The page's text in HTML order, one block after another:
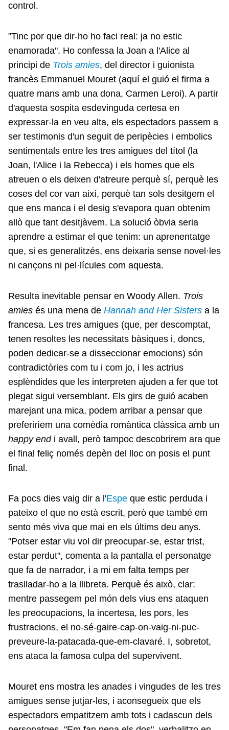
control.
"Tinc por que dir-ho ho faci real: ja no estic
enamorada". Ho confessa la Joan a l'Alice al
principi de Trois amies, del director i guionista
francès Emmanuel Mouret (aquí el guió el firma a
quatre mans amb una dona, Carmen Leroi). A partir
d'aquesta sospita esdevinguda certesa en
expressar-la en veu alta, els espectadors passem a
ser testimonis d'un seguit de peripècies i embolics
sentimentals entre les tres amigues del títol (la
Joan, l'Alice i la Rebecca) i els homes que els
atreuen o els deixen d'atreure perquè sí, perquè les
coses del cor van així, perquè tan sols desitgem el
que ens manca i el desig s'evapora quan obtenim
allò que tant desitjàvem. La solució òbvia seria
aprendre a estimar el que tenim: un aprenentatge
que, si es generalitzés, ens deixaria sense novel·les
ni cançons ni pel·lícules com aquesta.
Resulta inevitable pensar en Woody Allen. Trois
amies és una mena de Hannah and Her Sisters a la
francesa. Les tres amigues (que, per descomptat,
tenen resoltes les necessitats bàsiques i, doncs,
poden dedicar-se a disseccionar emocions) són
contradictòries com tu i com jo, i les actrius
esplèndides que les interpreten ajuden a fer que tot
plegat sigui versemblant. Els girs de guió acaben
marejant una mica, podem arribar a pensar que
preferiríem una comèdia romàntica clàssica amb un
happy endi avall, però tampoc descobrirem ara que
el final feliç només depèn del lloc on posis el punt
final.
Fa pocs dies vaig dir a l'Espe que estic perduda i
pateixo el que no està escrit, però que també em
sento més viva que mai en els últims deu anys.
"Potser estar viu vol dir preocupar-se, estar trist,
estar perdut", comenta a la pantalla el personatge
que fa de narrador, i a mi em falta temps per
traslladar-ho a la llibreta. Perquè és això, clar:
mentre passegem pel món dels vius ens ataquen
les preocupacions, la incertesa, les pors, les
frustracions, el no-sé-gaire-cap-on-vaig-ni-puc-
preveure-la-patacada-que-em-clavaré. I, sobretot,
ens ataca la famosa culpa del supervivent.
Mouret ens mostra les anades i vingudes de les tres
amigues sense jutjar-les, i aconsegueix que els
espectadors empatitzem amb tots i cadascun dels